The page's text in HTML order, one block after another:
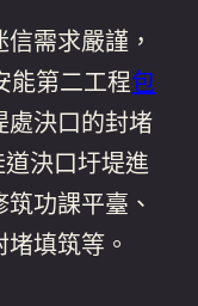
需求嚴謹，
能第二工程包
處決口的封堵
決口圩堤進
功課平臺、
填筑等。